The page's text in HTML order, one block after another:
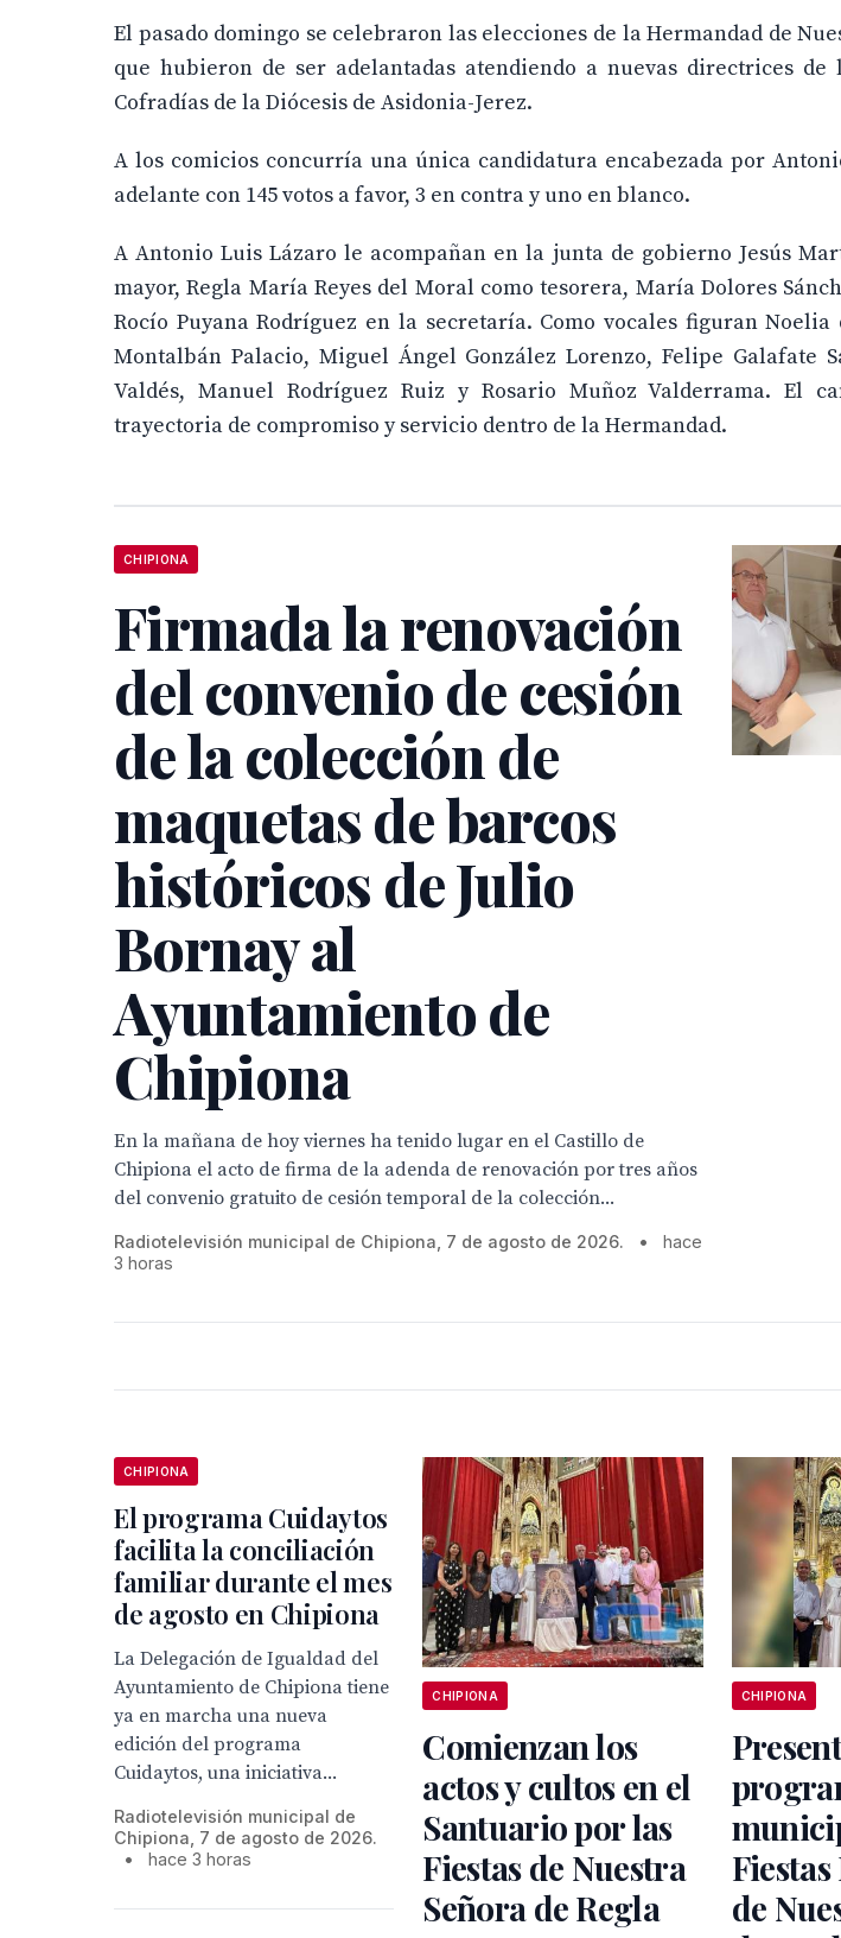
El pasado domingo se celebraron las elecciones de la Hermandad de
que hubieron de ser adelantadas atendiendo a nuevas directrices de
Cofradías de la Diócesis de Asidonia-Jerez.
A los comicios concurría una única candidatura encabezada por
adelante con 145 votos a favor, 3 en contra y uno en blanco.
A Antonio Luis Lázaro le acompañan en la junta de gobierno Jesús
mayor, Regla María Reyes del Moral como tesorera, María Dolores
Rocío Puyana Rodríguez en la secretaría. Como vocales figuran Noelia
Montalbán Palacio, Miguel Ángel González Lorenzo, Felipe Galafate
Valdés, Manuel Rodríguez Ruiz y Rosario Muñoz Valderrama. El
trayectoria de compromiso y servicio dentro de la Hermandad.
CHIPIONA
Firmada la renovación
del convenio de cesión
de la colección de
maquetas de barcos
históricos de Julio
Bornay al
Ayuntamiento de
Chipiona
En la mañana de hoy viernes ha tenido lugar en el Castillo de
Chipiona el acto de firma de la adenda de renovación por tres años
del convenio gratuito de cesión temporal de la colección...
Radiotelevisión municipal de Chipiona, 7 de agosto de 2026. •
hace
3 horas
CHIPIONA
El programa Cuidaytos
facilita la conciliación
familiar durante el mes
de agosto en Chipiona
La Delegación de Igualdad del
Ayuntamiento de Chipiona tiene
ya en marcha una nueva
edición del programa
Cuidaytos, una iniciativa...
Radiotelevisión municipal de
Chipiona, 7 de agosto de 2026.
•
hace 3 horas
CHIPIONA
Comienzan los
actos y cultos en el
Santuario por las
Fiestas de Nuestra
Señora de Regla
CHIPIONA
de